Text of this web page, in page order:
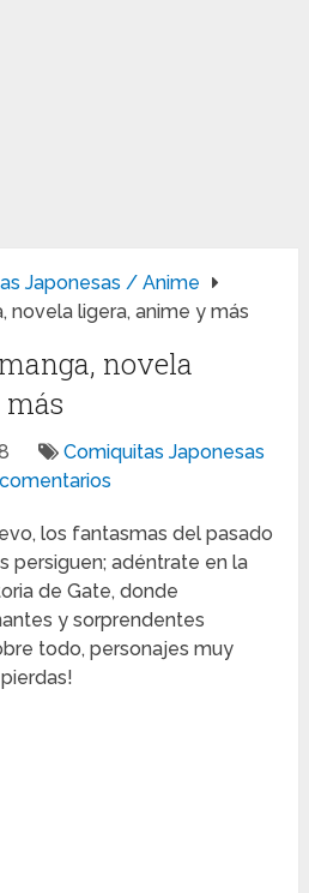
Japonesas / Anime
novela ligera, anime y más
novela
Comiquitas Japonesas
los fantasmas del pasado
persiguen; adéntrate en la
de Gate, donde
y sorprendentes
todo, personajes muy